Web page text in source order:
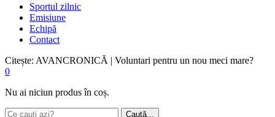
Sportul zilnic
Emisiune
Echipă
Contact
Citește: AVANCRONICĂ | Voluntari pentru un nou meci mare?
0
Nu ai niciun produs în coș.